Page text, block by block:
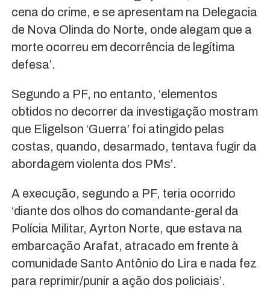
cena do crime, e se apresentam na Delegacia
de Nova Olinda do Norte, onde alegam que a
morte ocorreu em decorrência de legítima
defesa’.
Segundo a PF, no entanto, ‘elementos
obtidos no decorrer da investigação mostram
que Eligelson ‘Guerra’ foi atingido pelas
costas, quando, desarmado, tentava fugir da
abordagem violenta dos PMs’.
A execução, segundo a PF, teria ocorrido
‘diante dos olhos do comandante-geral da
Polícia Militar, Ayrton Norte, que estava na
embarcação Arafat, atracado em frente à
comunidade Santo Antônio do Lira e nada fez
para reprimir/punir a ação dos policiais’.